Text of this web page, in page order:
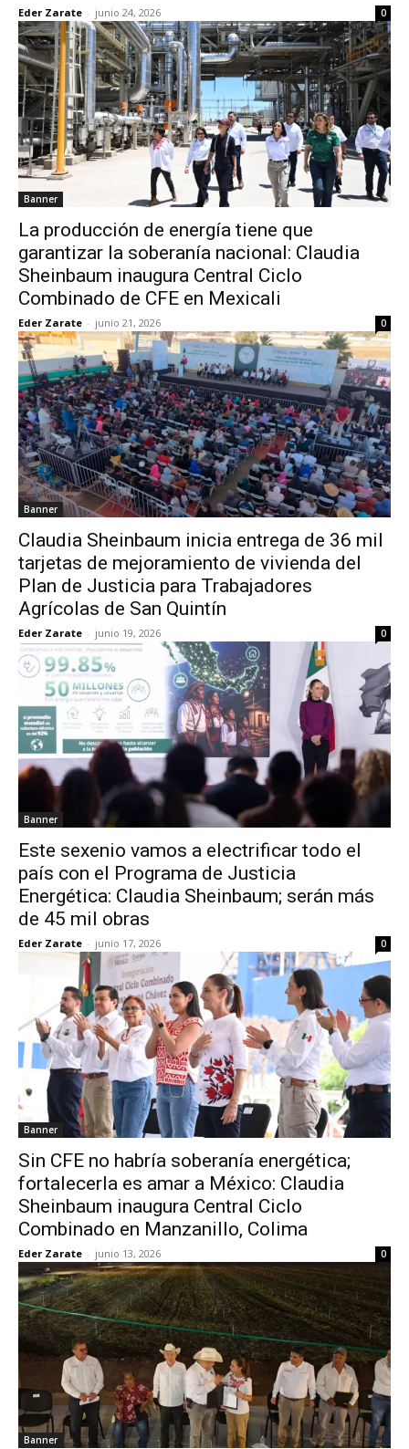
Eder Zarate - junio 24, 2026 0
Banner
La producción de energía tiene que
garantizar la soberanía nacional: Claudia
Sheinbaum inaugura Central Ciclo
Combinado de CFE en Mexicali
Eder Zarate - junio 21, 2026 0
Banner
Claudia Sheinbaum inicia entrega de 36 mil
tarjetas de mejoramiento de vivienda del
Plan de Justicia para Trabajadores
Agrícolas de San Quintín
Eder Zarate - junio 19, 2026 0
Banner
Este sexenio vamos a electrificar todo el
país con el Programa de Justicia
Energética: Claudia Sheinbaum; serán más
de 45 mil obras
Eder Zarate - junio 17, 2026 0
Banner
Sin CFE no habría soberanía energética;
fortalecerla es amar a México: Claudia
Sheinbaum inaugura Central Ciclo
Combinado en Manzanillo, Colima
Eder Zarate - junio 13, 2026 0
Banner